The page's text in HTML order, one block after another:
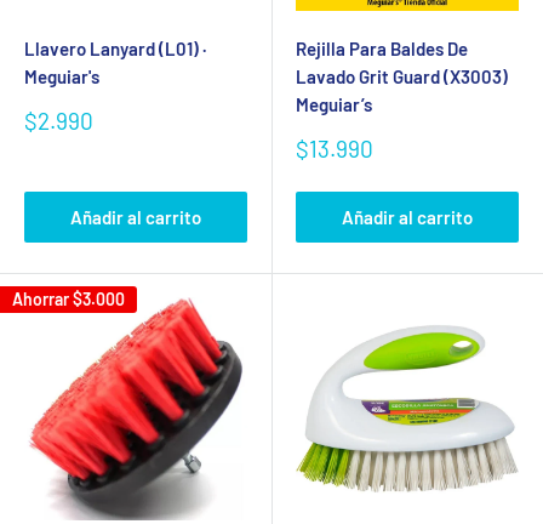
Llavero Lanyard (L01) ·
Meguiar's
Precio
$2.990
Añadir al carrito
Rejilla Para Baldes De
Lavado Grit Guard (X3003)
Meguiar’s
Precio
venta
$13.990
Añadir al carrito
Ahorrar$3.000